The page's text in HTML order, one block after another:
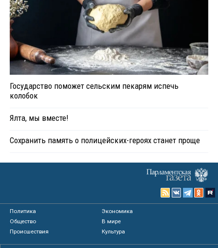
Государство поможет сельским пекарям испечь
колобок
Ялта, мы вместе!
Сохранить память о полицейских-героях станет проще
Политика
Экономика
Общество
В мире
Происшествия
Культура